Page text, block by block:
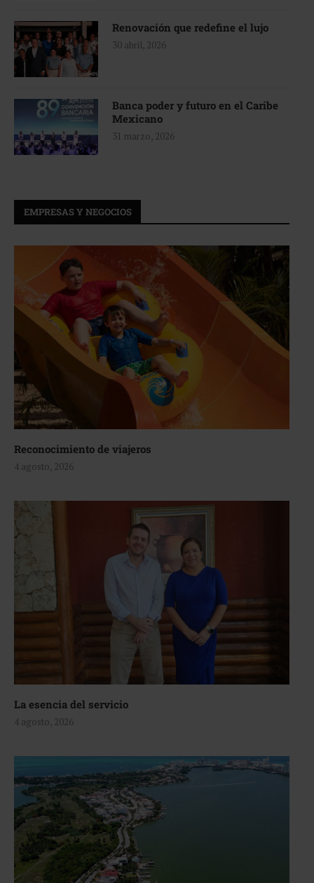
Renovación que redefine el lujo
30 abril, 2026
Banca poder y futuro en el Caribe
Mexicano
31 marzo, 2026
EMPRESAS Y NEGOCIOS
Reconocimiento de viajeros
4 agosto, 2026
La esencia del servicio
4 agosto, 2026